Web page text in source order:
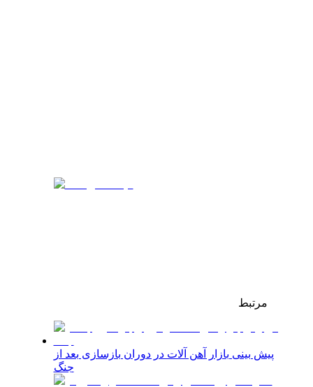
مرتبط
پیش بینی بازار آهن‌ آلات در دوران بازسازی بعد از
جنگ